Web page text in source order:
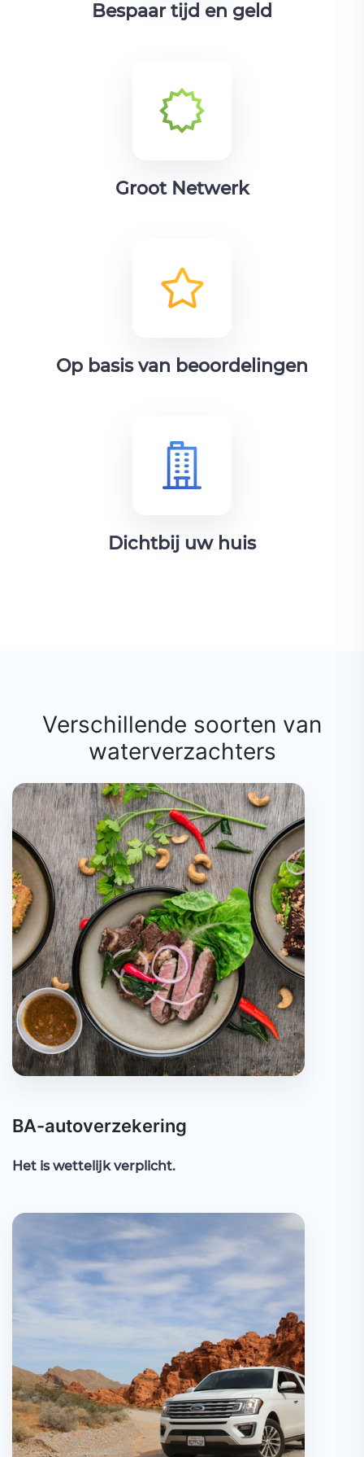
Bespaar tijd en geld
Groot Netwerk
Op basis van beoordelingen
Dichtbij uw huis
Verschillende soorten van
waterverzachters
BA-autoverzekering
Het is wettelijk verplicht.